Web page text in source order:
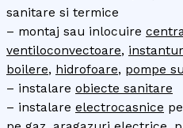
sanitare si termice
– montaj sau inlocuire
ventiloconvectoare,
boilere, hidrofoare, pompe
– instalare obiecte sanitare
– instalare electrocasnice